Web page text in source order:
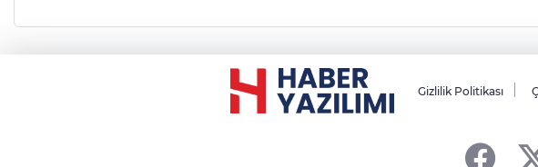
Gizlilik Politikası